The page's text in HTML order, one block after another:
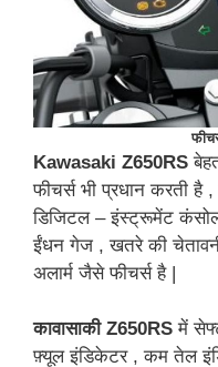
Kawasaki Z650RS
फीचर्स भी प्रधान करती है ,
डिजिटल – इंस्ट्रूमेंट
ईंधन गेज , खतरे की
अलार्म जैसे फीचर्स है |
कावासाकी Z650RS में
फ़्यूल इंडिकेटर , कम तेल